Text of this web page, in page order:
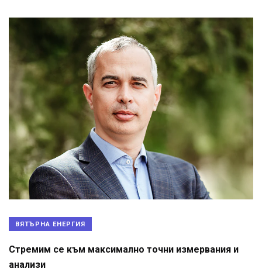
ВЯТЪРНА ЕНЕРГИЯ
Стремим се към максимално точни измервания и
анализи